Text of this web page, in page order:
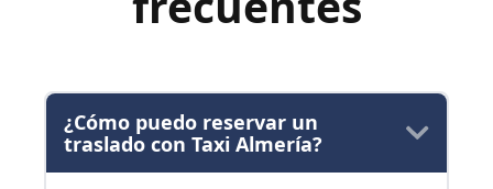
¿Cómo puedo reservar un
traslado con Taxi Almería?